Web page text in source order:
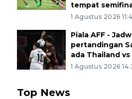
tempat
1 Agustus 2026
Piala AFF -
pertandingan
ada Thailand vs
1 Agustus 2026
Top News